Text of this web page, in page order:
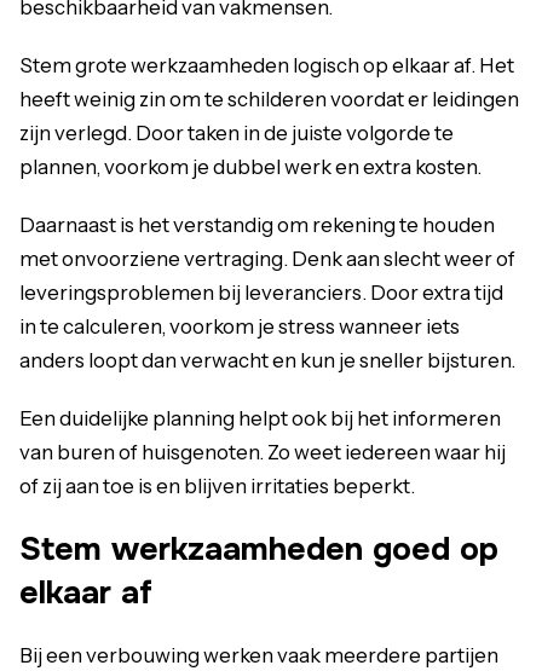
beschikbaarheid van vakmensen.
Stem grote werkzaamheden logisch op elkaar af. Het
heeft weinig zin om te schilderen voordat er leidingen
zijn verlegd. Door taken in de juiste volgorde te
plannen, voorkom je dubbel werk en extra kosten.
Daarnaast is het verstandig om rekening te houden
met onvoorziene vertraging. Denk aan slecht weer of
leveringsproblemen bij leveranciers. Door extra tijd
in te calculeren, voorkom je stress wanneer iets
anders loopt dan verwacht en kun je sneller bijsturen.
Een duidelijke planning helpt ook bij het informeren
van buren of huisgenoten. Zo weet iedereen waar hij
of zij aan toe is en blijven irritaties beperkt.
Stem werkzaamheden goed op
elkaar af
Bij een verbouwing werken vaak meerdere partijen